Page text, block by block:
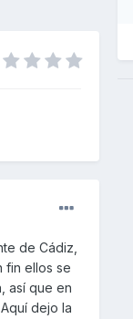
de Cádiz,
fin ellos se
así que en
dejo la